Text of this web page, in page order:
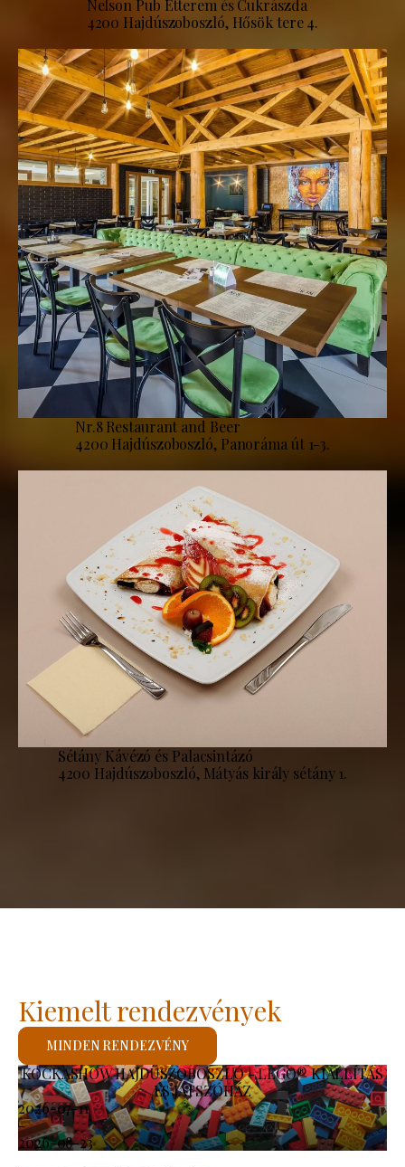
Nelson Pub Étterem és Cukrászda
4200 Hajdúszoboszló, Hősök tere 4.
Nr.8 Restaurant and Beer
4200 Hajdúszoboszló, Panoráma út 1-3.
Sétány Kávézó és Palacsintázó
4200 Hajdúszoboszló, Mátyás király sétány 1.
KOCKASHOW HAJDÚSZOBOSZLÓ - LEGO® KIÁLLÍTÁS
ÉS JÁTSZÓHÁZ
2026-07-11
-
2026-08-23
Kiemelt rendezvények
MINDEN RENDEZVÉNY